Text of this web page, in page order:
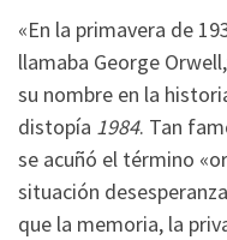
«En la primavera de
llamaba George
su nombre en la
distopía 1984. Tan
se acuñó el término
situación
que la memoria, la